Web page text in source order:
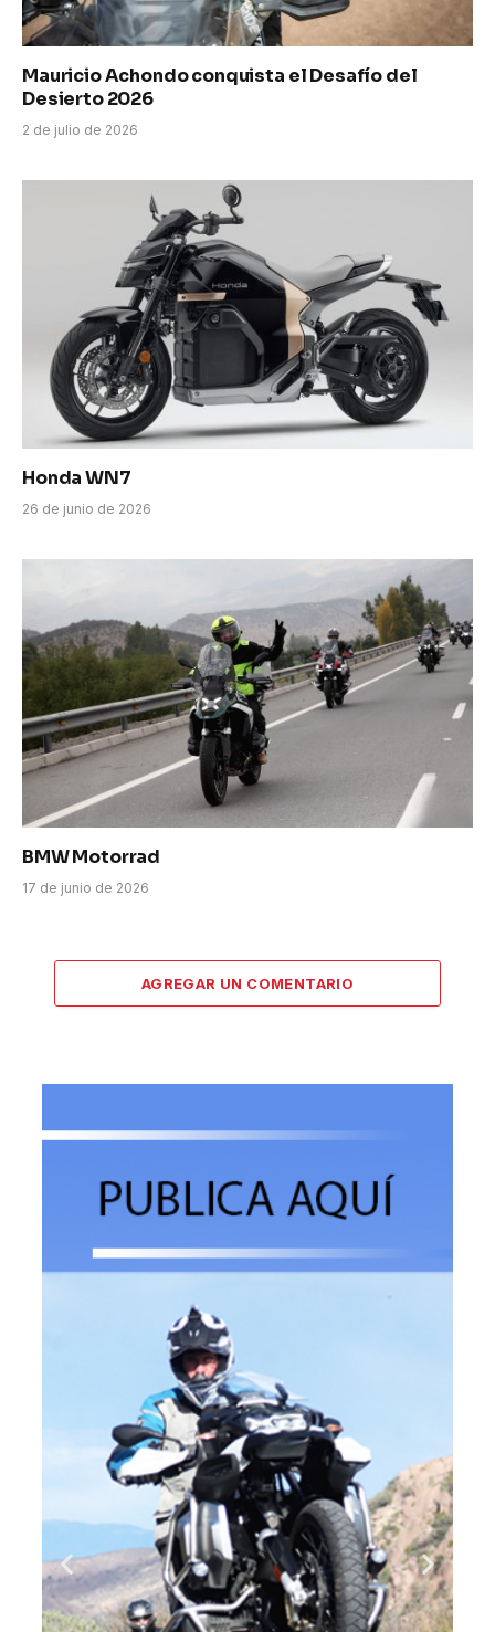
Mauricio Achondo conquista el Desafío del
Desierto 2026
2 de julio de 2026
Honda WN7
26 de junio de 2026
BMW Motorrad
17 de junio de 2026
AGREGAR UN COMENTARIO